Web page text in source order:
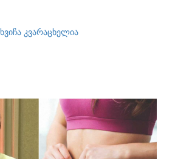
ხვიჩა კვარაცხელია